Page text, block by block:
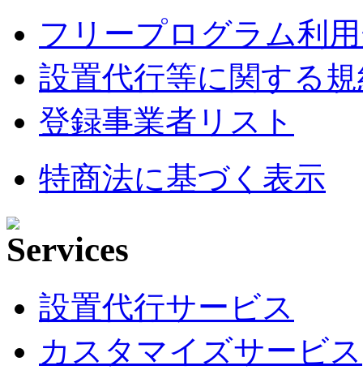
フリープログラム利
設置代行等に関する
登録事業者リスト
特商法に基づく表示
設置代行サービス
カスタマイズサービス